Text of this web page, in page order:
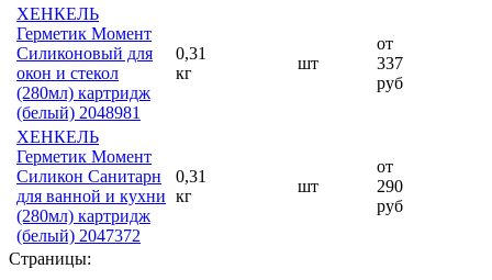
ХЕНКЕЛЬ
Герметик Момент
Силиконовый для
окон и стекол
(280мл) картридж
(белый) 2048981
0,31
кг
шт
от
337
руб
ХЕНКЕЛЬ
Герметик Момент
Силикон Санитарн
для ванной и кухни
(280мл) картридж
(белый) 2047372
0,31
кг
шт
от
290
руб
Страницы: